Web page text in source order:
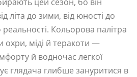
літа до зими, від юності до
реальності. Кольорова палітра
охри, міді й теракоти —
й водночас легкої
глядача глибше зануритися в